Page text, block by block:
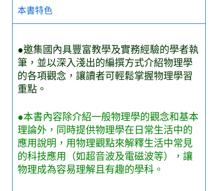
本書特色
●邀集國內具豐富教學及實務經驗的學者執
筆，並以深入淺出的編撰方式介紹物理學
的各項觀念，讓讀者可輕鬆掌握物理學習
重點。
●本書內容除介紹一般物理學的觀念和基本
理論外，同時提供物理學在日常生活中的
應用說明，用物理觀點來解釋生活中常見
的科技應用（如超音波及電磁波等），讓
物理成為容易理解且有趣的學科。